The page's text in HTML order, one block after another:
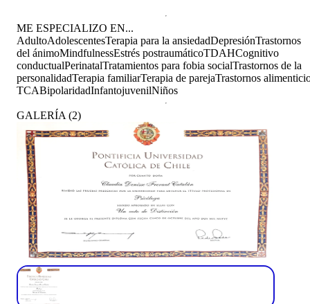
ME ESPECIALIZO EN...
AdultoAdolescentesTerapia para la ansiedadDepresiónTrastornos
del ánimoMindfulnessEstrés postraumáticoTDAHCognitivo
conductualPerinatalTratamientos para fobia socialTrastornos de la
personalidadTerapia familiarTerapia de parejaTrastornos
TCABipolaridadInfantojuvenilNiños
GALERÍA (2)